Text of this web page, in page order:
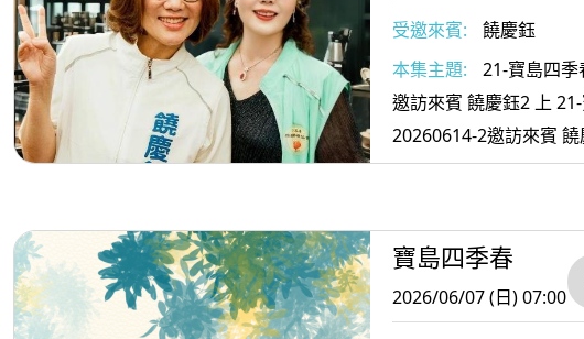
受邀來賓:
饒慶鈺
本集主題:
21-寶島四季
邀訪來賓 饒慶鈺2 上 21-寶島四季春
20260614-2邀訪來賓
寶島四季春
2026/06/07 (日) 07:00